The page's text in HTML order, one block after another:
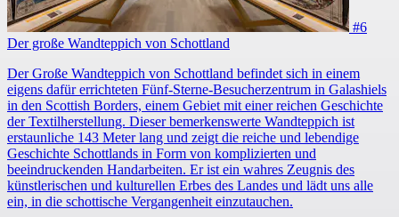
#6
Der große Wandteppich von Schottland
Der Große Wandteppich von Schottland befindet sich in einem
eigens dafür errichteten Fünf-Sterne-Besucherzentrum in Galashiels
in den Scottish Borders, einem Gebiet mit einer reichen Geschichte
der Textilherstellung. Dieser bemerkenswerte Wandteppich ist
erstaunliche 143 Meter lang und zeigt die reiche und lebendige
Geschichte Schottlands in Form von komplizierten und
beeindruckenden Handarbeiten. Er ist ein wahres Zeugnis des
künstlerischen und kulturellen Erbes des Landes und lädt uns alle
ein, in die schottische Vergangenheit einzutauchen.